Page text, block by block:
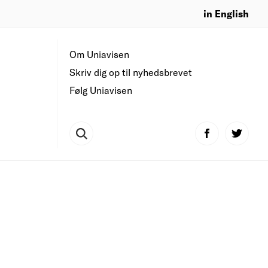
in English
Om Uniavisen
Skriv dig op til nyhedsbrevet
Følg Uniavisen